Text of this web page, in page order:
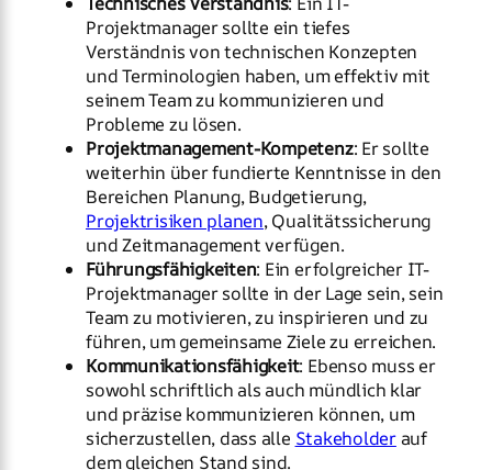
Projektmanager sollte ein tiefes
Verständnis von technischen Konzepten
und Terminologien haben, um effektiv mit
seinem Team zu kommunizieren und
Probleme zu lösen.
Projektmanagement-Kompetenz: Er sollte
weiterhin über fundierte Kenntnisse in den
Bereichen Planung, Budgetierung,
Projektrisiken planen, Qualitätssicherung
und Zeitmanagement verfügen.
Führungsfähigkeiten: Ein erfolgreicher IT-
Projektmanager sollte in der Lage sein, sein
Team zu motivieren, zu inspirieren und zu
führen, um gemeinsame Ziele zu erreichen.
Kommunikationsfähigkeit: Ebenso muss er
sowohl schriftlich als auch mündlich klar
und präzise kommunizieren können, um
sicherzustellen, dass alle Stakeholderauf
dem gleichen Stand sind.